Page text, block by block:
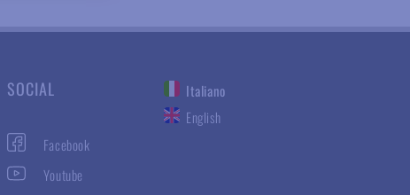
SOCIAL
Facebook
Youtube
Italiano
English